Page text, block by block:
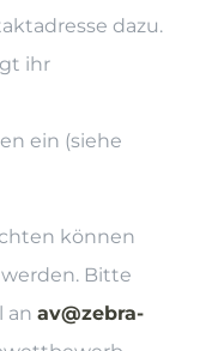
dazu.
ihr
ein (siehe
können
Bitte
an av@zebra-